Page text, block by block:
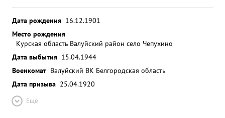
Дата рождения 16.12.1901
Место рождения
Курская область Валуйский район село Чепухино
Дата выбытия 15.04.1944
Военкомат Валуйский ВК Белгородская область
Дата призыва 25.04.1920
Ещё